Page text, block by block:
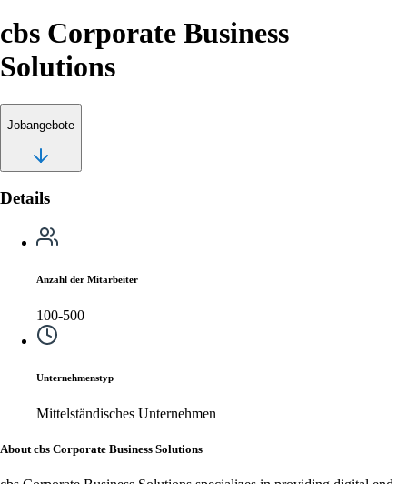
cbs Corporate Business
Solutions
Jobangebote
Details
Anzahl der Mitarbeiter
100-500
Unternehmenstyp
Mittelständisches Unternehmen
About cbs Corporate Business Solutions